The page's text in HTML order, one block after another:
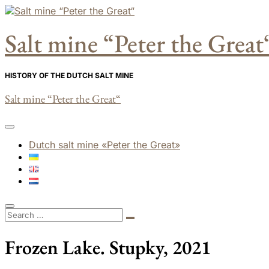
Skip
content
Salt mine “Peter the
HISTORY OF THE DUTCH SALT MINE
Salt mine “Peter the Great“
Dutch salt mine «Peter the Great»
Frozen Lake. Stupky, 2021